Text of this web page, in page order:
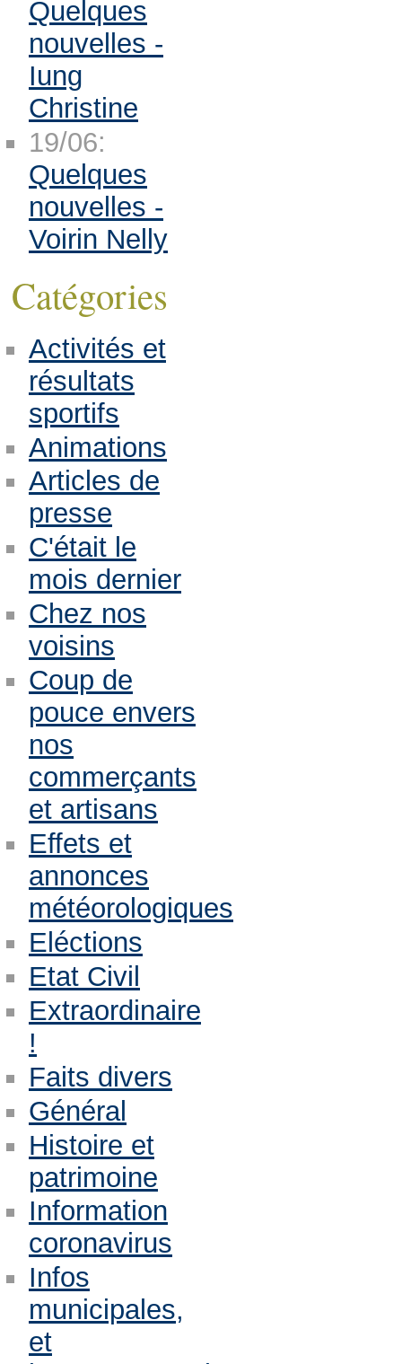
Quelques
nouvelles -
Iung
Christine
19/06:
Quelques
nouvelles -
Voirin Nelly
Catégories
Activités et
résultats
sportifs
Animations
Articles de
presse
C'était le
mois dernier
Chez nos
voisins
Coup de
pouce envers
nos
commerçants
et artisans
Effets et
annonces
météorologiques
Eléctions
Etat Civil
Extraordinaire
!
Faits divers
Général
Histoire et
patrimoine
Information
coronavirus
Infos
municipales,
et